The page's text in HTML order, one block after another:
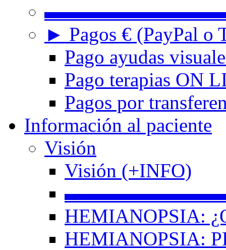
► Pagos € (PayPal o
Pago ayudas
Pago terapias ON
Pagos por
Información al paciente
Visión
Visión (+INFO)
HEMIANOPSIA:
HEMIANOPSIA: